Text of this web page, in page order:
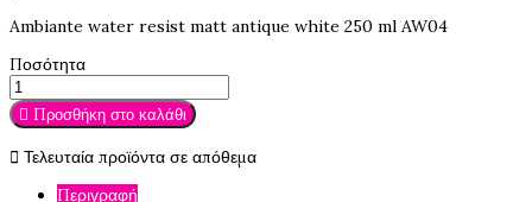
Ambiante water resist matt antique white 250 ml AW04
Ποσότητα
 Προσθήκη στο καλάθι
 Τελευταία προϊόντα σε απόθεμα
Περιγραφή